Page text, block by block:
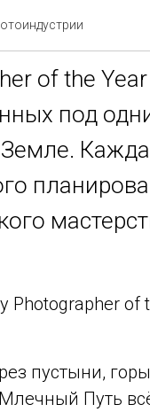
of the
под
Photographer of
пустыни,
Млечный Путь